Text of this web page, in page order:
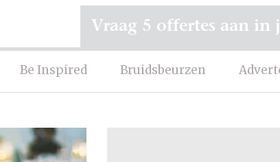
Be Inspired Bruidsbeurzen
Vraag 5 offertes aan in